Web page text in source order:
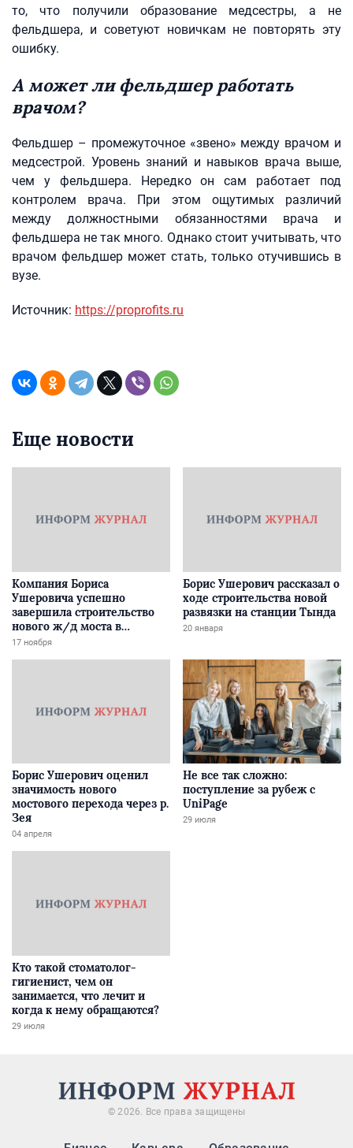
то, что получили образование медсестры, а не
фельдшера, и советуют новичкам не повторять эту
ошибку.
А может ли фельдшер работать
врачом?
Фельдшер – промежуточное «звено» между врачом и
медсестрой. Уровень знаний и навыков врача выше,
чем у фельдшера. Нередко он сам работает под
контролем врача. При этом ощутимых различий
между должностными обязанностями врача и
фельдшера не так много. Однако стоит учитывать, что
врачом фельдшер может стать, только отучившись в
вузе.
Источник: https://proprofits.ru
Еще новости
Компания Бориса
Ушеровича успешно
завершила строительство
нового ж/д моста в
Забайкалье
17 ноября
Борис Ушерович рассказал о
ходе строительства новой
развязки на станции Тында
20 января
Борис Ушерович оценил
значимость нового
мостового перехода через р.
Зея
04 апреля
Не все так сложно:
поступление за рубеж с
UniPage
29 июля
Кто такой стоматолог-
гигиенист, чем он
занимается, что лечит и
когда к нему обращаются?
29 июля
© 2026. Все права защищены